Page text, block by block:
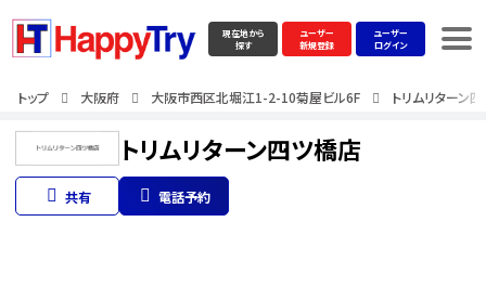
現在地から
探す
ユーザー
新規登録
ユーザー
ログイン
トップ 大阪府 大阪市西区北堀江1-2-10菊屋ビル6F トリムリターン
トリムリターン四ツ橋店
共有 電話予約